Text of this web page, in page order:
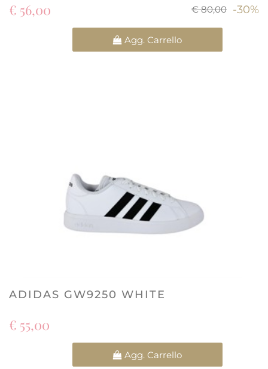
€ 80,00 -30%
€ 56,00
Agg. Carrello
ADIDAS GW9250 WHITE
€ 55,00
Agg. Carrello